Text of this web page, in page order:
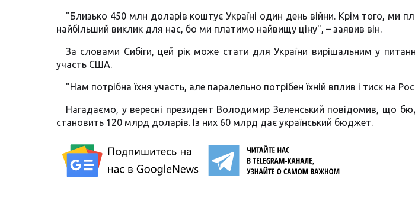
"Близько 450 млн доларів коштує Україні один день війни. Крім того, ми
найбільший виклик для нас, бо ми платимо найвищу ціну", – заявив він.
За словами Сибіги, цей рік може стати для України вирішальним у
участь США.
"Нам потрібна їхня участь, але паралельно потрібен їхній вплив і тиск на
Нагадаємо, у вересні президент Володимир Зеленський повідомив, що
становить 120 млрд доларів. Із них 60 млрд дає український бюджет.